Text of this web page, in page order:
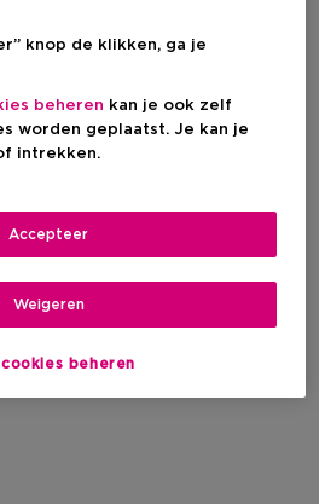
knop de klikken, ga je
beheren kan je ook zelf
worden geplaatst. Je kan je
intrekken.
beheren
Weigeren
Accepteer